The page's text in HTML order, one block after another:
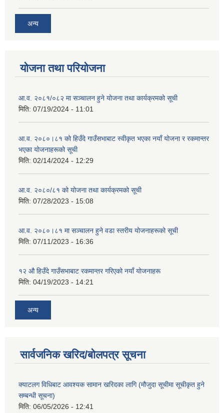
अन्य
योजना तथा परियोजना
आ.व. २०८१/०८२ मा सञ्चालन हुने योजना तथा कार्यक्रमको सूची
मिति: 07/19/2024 - 11:01
आ.व. २०८०।८१ को हिउँदे गाउँसभाबाट स्वीकृत भएका नयाँ योजना र रकमान्तर
भएका योजनाहरूको सूची
मिति: 02/14/2024 - 12:29
आ.व. २०८०/८१ को योजना तथा कार्यक्रमको सूची
मिति: 07/28/2023 - 15:08
आ.व. २०८०।८१ मा सञ्चालन हुने वडा स्तरीय योजनाहरूको सूची
मिति: 07/11/2023 - 16:36
१२ औ हिउँदे गाउँसभाबाट रकमान्तर गरिएको नयाँ योजनाहरू
मिति: 04/19/2023 - 14:21
अन्य
सार्वजनिक खरिद/बोलपत्र सूचना
क्याटलग विधिबाट आवश्यक सामान खरिदका लागि (मौजुदा सूचीमा सूचीकृत हुने
सम्बन्धी सूचना)
मिति: 06/05/2026 - 12:41